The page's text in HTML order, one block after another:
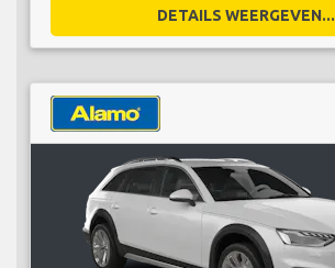
DETAILS WEERGEVEN...